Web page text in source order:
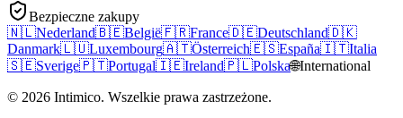
Bezpieczne zakupy
🇳🇱Nederland🇧🇪België🇫🇷France🇩🇪Deutschland🇩🇰
Danmark🇱🇺Luxembourg🇦🇹Österreich🇪🇸España🇮🇹Italia
🇸🇪Sverige🇵🇹Portugal🇮🇪Ireland🇵🇱Polska🌐International
© 2026 Intimico. Wszelkie prawa zastrzeżone.